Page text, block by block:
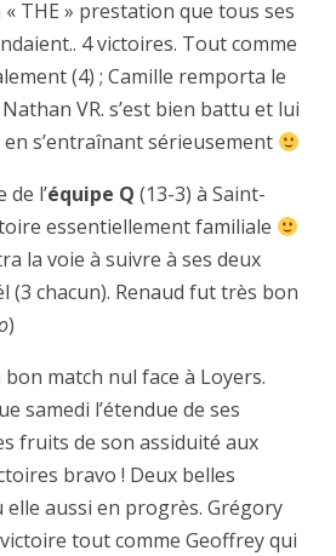
THE » prestation que tous ses
4 victoires. Tout comme
(4) ; Camille remporta le
VR. s’est bien battu et lui
s’entraînant sérieusement
l’équipe Q (13-3) à Saint-
essentiellement familiale
la voie à suivre à ses deux
(3 chacun). Renaud fut très bon
)
match nul face à Loyers.
samedi l’étendue de ses
fruits de son assiduité aux
bravo ! Deux belles
aussi en progrès. Grégory
tout comme Geoffrey qui